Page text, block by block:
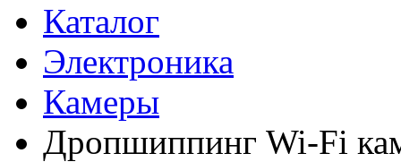
Каталог
Электроника
Камеры
Дропшиппинг Wi-Fi